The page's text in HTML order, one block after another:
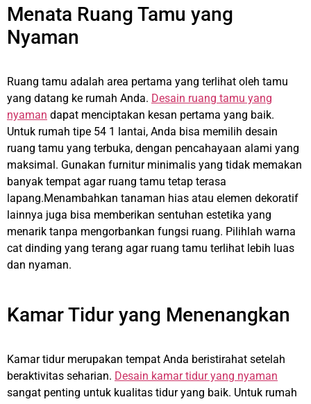
Menata Ruang Tamu yang
Nyaman
Ruang tamu adalah area pertama yang terlihat oleh tamu
yang datang ke rumah Anda. Desain ruang tamu yang
nyaman dapat menciptakan kesan pertama yang baik.
Untuk rumah tipe 54 1 lantai, Anda bisa memilih desain
ruang tamu yang terbuka, dengan pencahayaan alami yang
maksimal. Gunakan furnitur minimalis yang tidak memakan
banyak tempat agar ruang tamu tetap terasa
lapang.Menambahkan tanaman hias atau elemen dekoratif
lainnya juga bisa memberikan sentuhan estetika yang
menarik tanpa mengorbankan fungsi ruang. Pilihlah warna
cat dinding yang terang agar ruang tamu terlihat lebih luas
dan nyaman.
Kamar Tidur yang Menenangkan
Kamar tidur merupakan tempat Anda beristirahat setelah
beraktivitas seharian. Desain kamar tidur yang nyaman
sangat penting untuk kualitas tidur yang baik. Untuk rumah